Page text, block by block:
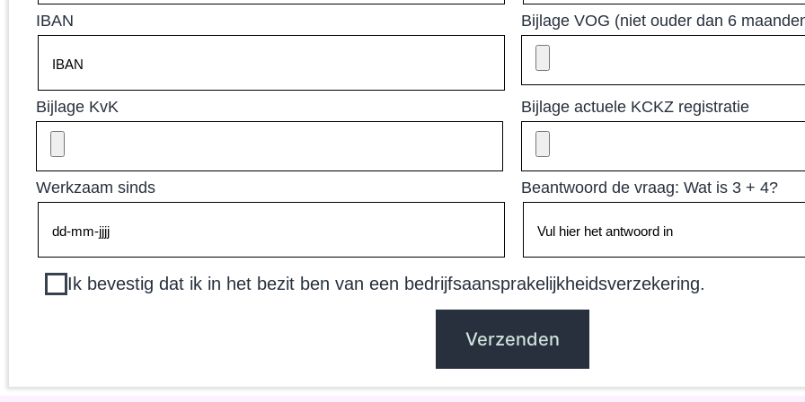
IBAN Bijlage VOG (niet ouder dan 6
Bijlage KvK Bijlage actuele KCKZ registratie
Werkzaam sinds Beantwoord de vraag: Wat is 3 + 4?
Ik bevestig dat ik in het bezit ben van een bedrijfsaansprakelijkheidsverzekering.